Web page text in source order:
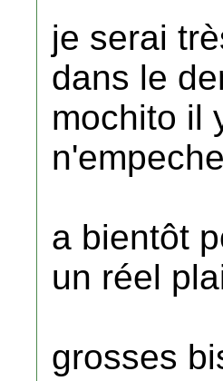
je serai
dans le
mochito il
a bientôt
un réel
grosses